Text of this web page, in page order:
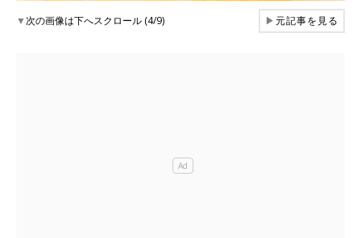
▼次の画像は下へスクロール (4/9) ▶元記事を見る